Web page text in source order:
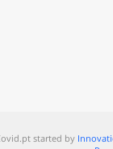
started by